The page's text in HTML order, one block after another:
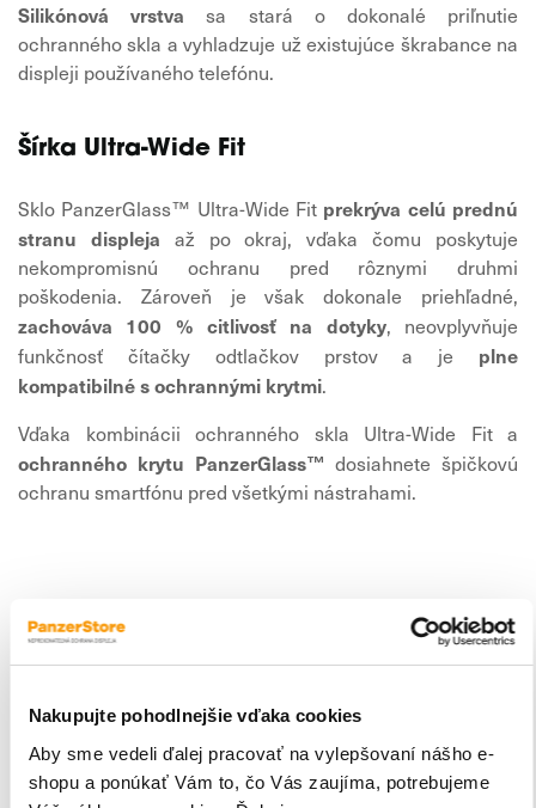
Nakupujte pohodlnejšie vďaka cookies
Aby sme vedeli ďalej pracovať na vylepšovaní nášho e-
shopu a ponúkať Vám to, čo Vás zaujíma, potrebujeme
Silikónová vrstva sa stará o dokonalé priľnutie
ochranného skla a vyhladzuje už existujúce škrabance na
displeji používaného telefónu.
Šírka Ultra-Wide Fit
Sklo PanzerGlass™ Ultra-Wide Fit prekrýva celú prednú
stranu displeja až po okraj, vďaka čomu poskytuje
nekompromisnú ochranu pred rôznymi druhmi
poškodenia. Zároveň je však dokonale priehľadné,
zachováva 100 % citlivosť na dotyky, neovplyvňuje
funkčnosť čítačky odtlačkov prstov a je plne
kompatibilné s ochrannými krytmi.
Vďaka kombinácii ochranného skla Ultra-Wide Fit a
ochranného krytu PanzerGlass™ dosiahnete špičkovú
ochranu smartfónu pred všetkými nástrahami.
Ešte ekologickejšie balenia
Spoločnosť PanzerGlass™ podniká kroky, ktoré vedú k
znižovaniu environmentálnej záťaže. Svoje produkty
navrhuje tak, abypredlžovali životnosť zariadení